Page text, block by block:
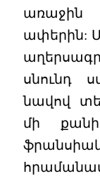
առաջին
ափերին:
սնունդ
նավով
մի քանի